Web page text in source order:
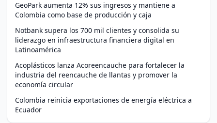
GeoPark aumenta 12% sus ingresos y mantiene a
Colombia como base de producción y caja
Notbank supera los 700 mil clientes y consolida su
liderazgo en infraestructura financiera digital en
Latinoamérica
Acoplásticos lanza Acoreencauche para fortalecer la
industria del reencauche de llantas y promover la
economía circular
Colombia reinicia exportaciones de energía eléctrica a
Ecuador